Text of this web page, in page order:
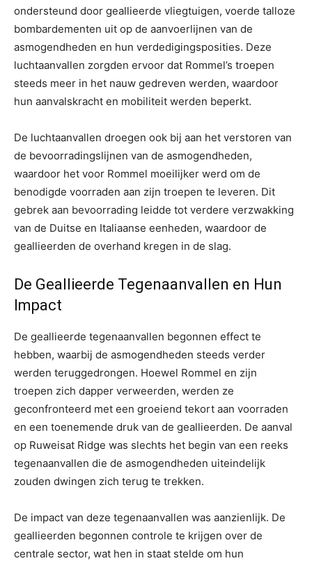
ondersteund door geallieerde vliegtuigen, voerde talloze
bombardementen uit op de aanvoerlijnen van de
asmogendheden en hun verdedigingsposities. Deze
luchtaanvallen zorgden ervoor dat Rommel’s troepen
steeds meer in het nauw gedreven werden, waardoor
hun aanvalskracht en mobiliteit werden beperkt.
De luchtaanvallen droegen ook bij aan het verstoren van
de bevoorradingslijnen van de asmogendheden,
waardoor het voor Rommel moeilijker werd om de
benodigde voorraden aan zijn troepen te leveren. Dit
gebrek aan bevoorrading leidde tot verdere verzwakking
van de Duitse en Italiaanse eenheden, waardoor de
geallieerden de overhand kregen in de slag.
De Geallieerde Tegenaanvallen en Hun
Impact
De geallieerde tegenaanvallen begonnen effect te
hebben, waarbij de asmogendheden steeds verder
werden teruggedrongen. Hoewel Rommel en zijn
troepen zich dapper verweerden, werden ze
geconfronteerd met een groeiend tekort aan voorraden
en een toenemende druk van de geallieerden. De aanval
op Ruweisat Ridge was slechts het begin van een reeks
tegenaanvallen die de asmogendheden uiteindelijk
zouden dwingen zich terug te trekken.
De impact van deze tegenaanvallen was aanzienlijk. De
geallieerden begonnen controle te krijgen over de
centrale sector, wat hen in staat stelde om hun